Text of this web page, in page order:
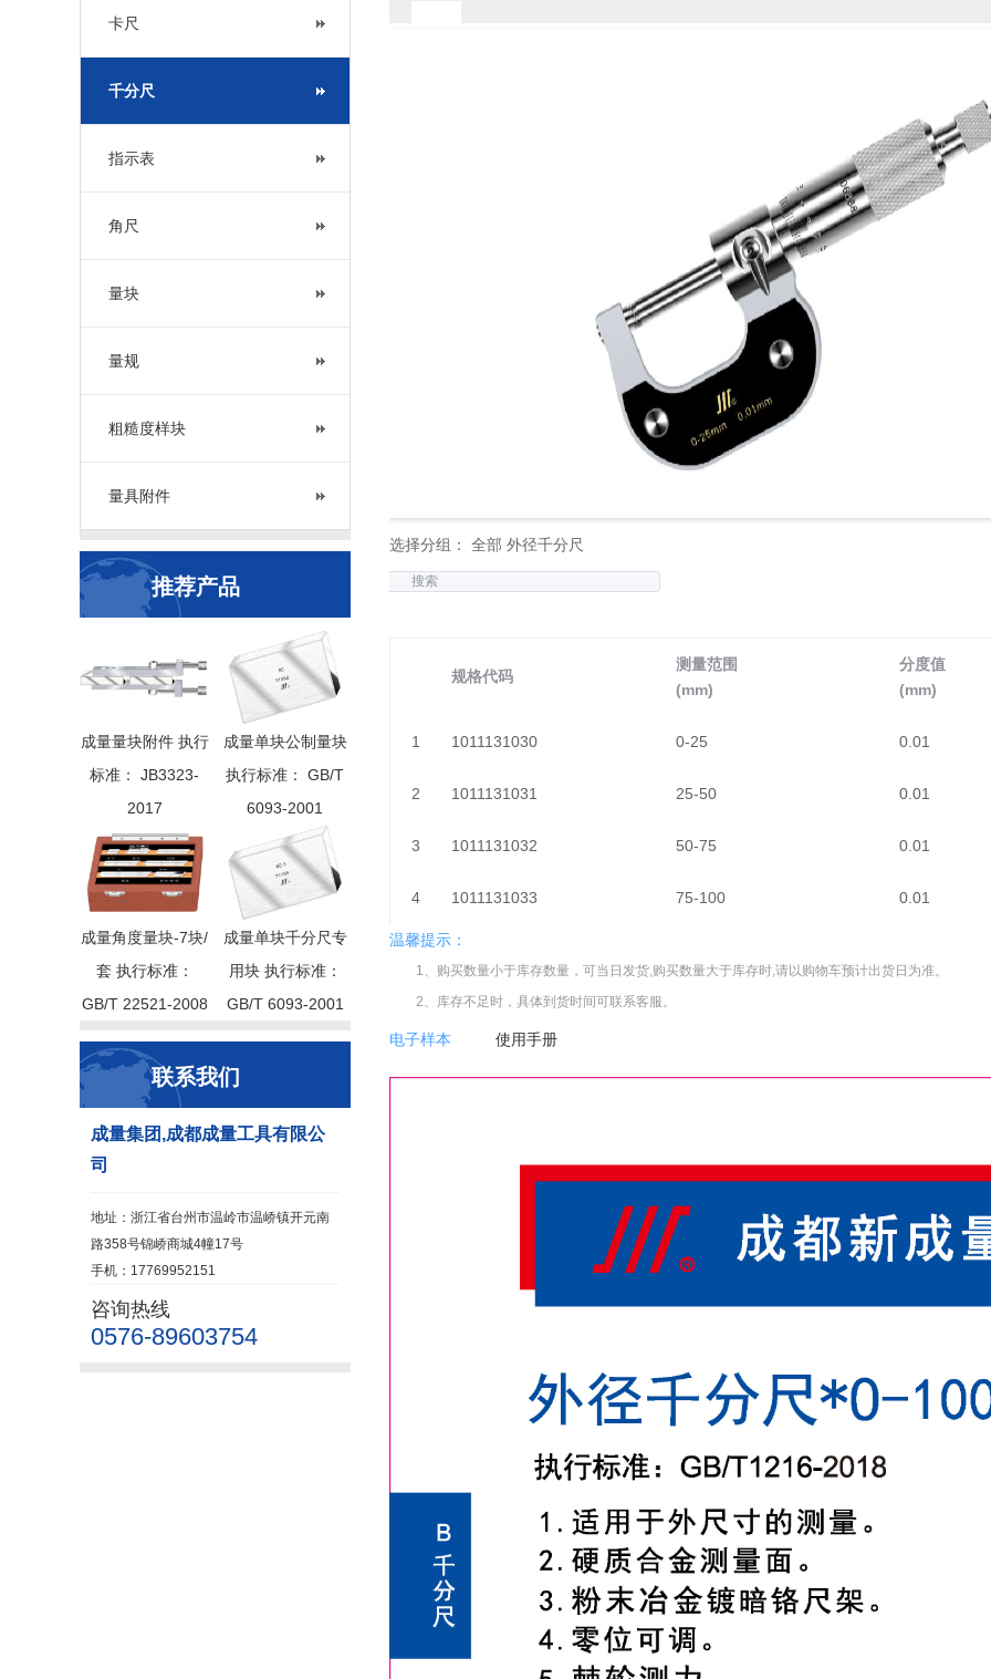
卡尺
千分尺
指示表
角尺
量块
量规
粗糙度样块
量具附件
推荐产品
成量量块附件 执行
标准： JB3323-
2017
成量单块公制量块
执行标准： GB/T
6093-2001
成量角度量块-7块/
套 执行标准：
GB/T 22521-2008
成量单块千分尺专
用块 执行标准：
GB/T 6093-2001
联系我们
成量集团,成都成量工具有限公
司
地址：浙江省台州市温岭市温峤镇开元南
路358号锦峤商城4幢17号
手机：17769952151
咨询热线
0576-89603754
选择分组： 全部 外径千分尺
搜索
规格代码
测量范围
(mm)
分度值
(mm)
1 1011131030 0-25 0.01
2 1011131031 25-50 0.01
3 1011131032 50-75 0.01
4 1011131033 75-100 0.01
温馨提示：
1、购买数量小于库存数量，可当日发货,购买数量大于库存时,请以购物车预计出货日为准。
2、库存不足时，具体到货时间可联系客服。
电子样本 使用手册